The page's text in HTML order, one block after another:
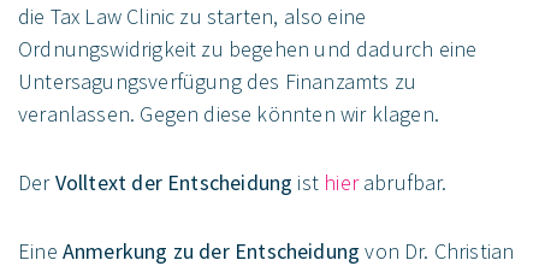
die Tax Law Clinic zu starten, also eine
Ordnungswidrigkeit zu begehen und dadurch eine
Untersagungsverfügung des Finanzamts zu
veranlassen. Gegen diese könnten wir klagen.
DerVolltext der Entscheidung ist hierabrufbar.
Eine Anmerkung zu der Entscheidung von Dr. Christian